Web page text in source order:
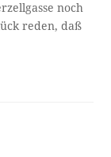
noch
reden, daß